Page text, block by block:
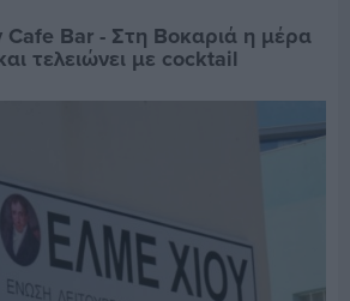
Bar - Στη Βοκαριά η μέρα
τελειώνει με cocktail